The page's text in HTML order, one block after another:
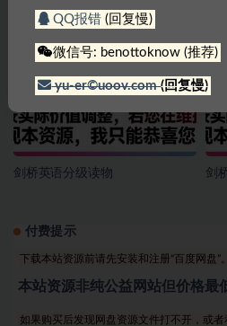
剑桥英语分级读物 剑
付费提示
下载本站资源前请先安装和注册“百度网盘”。
本站资源非纯公益网站但价格最
如果购买后发现网盘资源文件打不开，或
QQ报错(回复慢)
微信号: benottoknow (推荐)
yu-er©uoov.com(回复慢)